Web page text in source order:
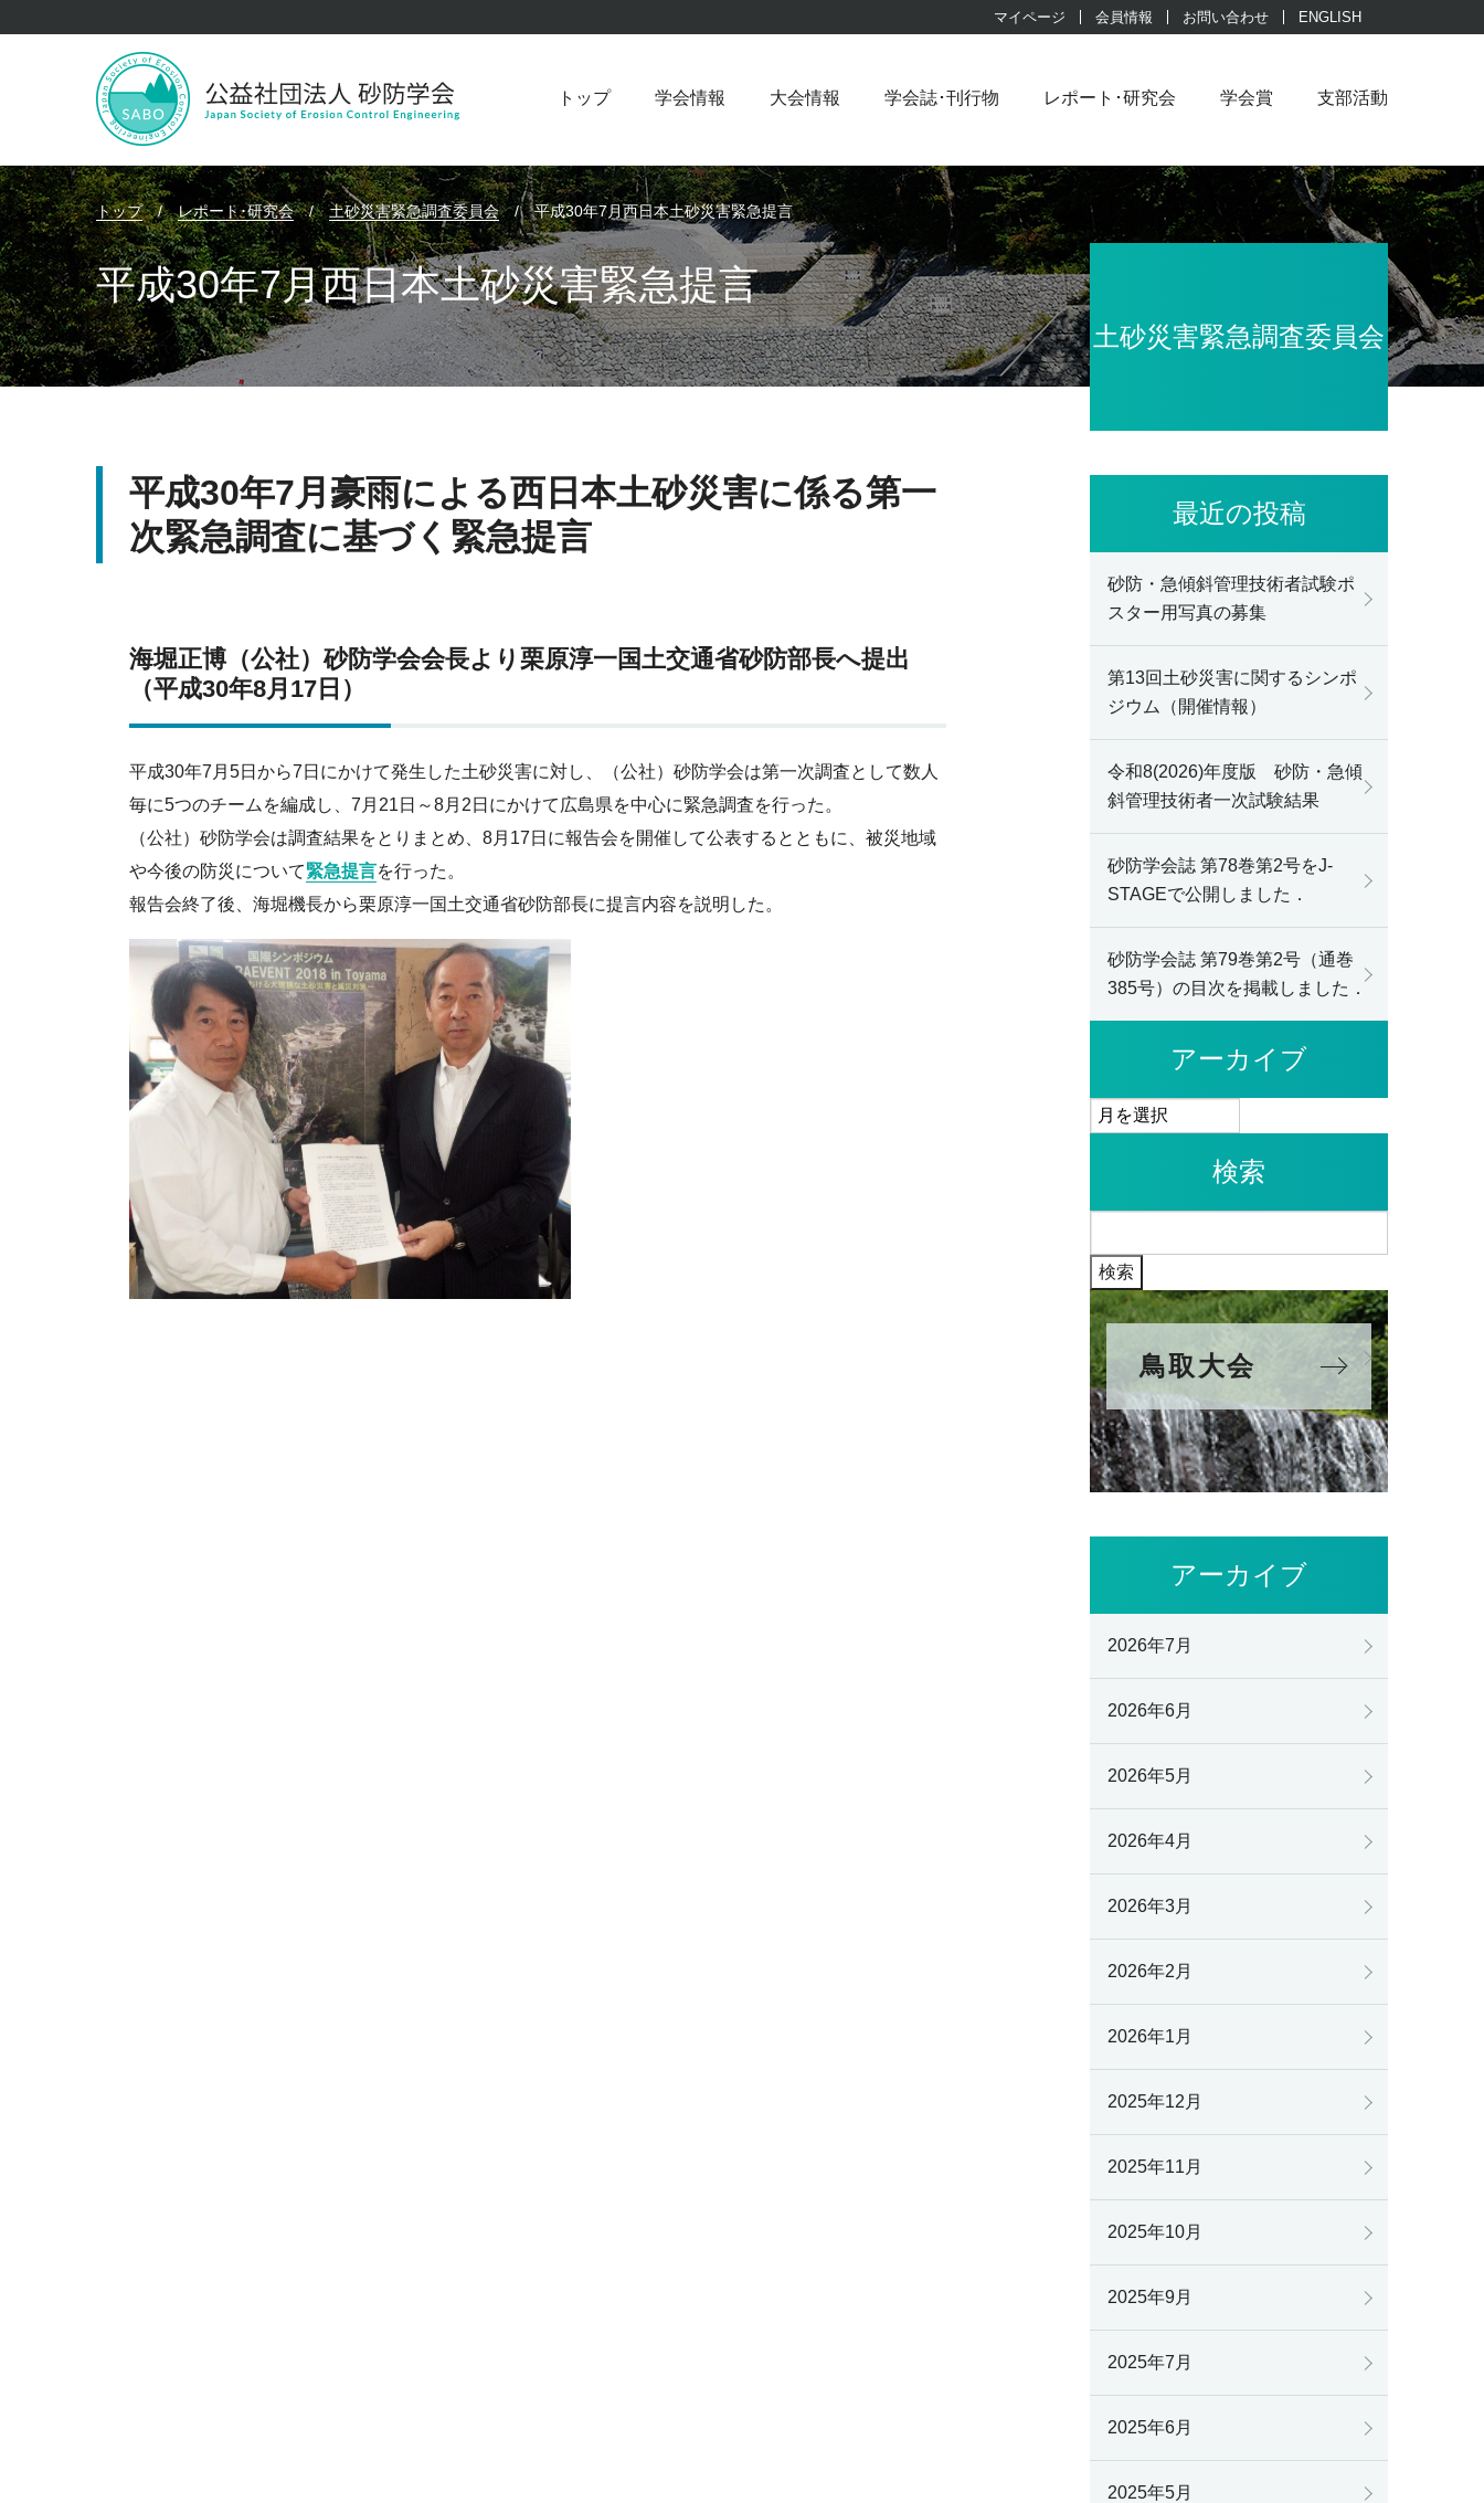
マイページ 会員情報 お問い合わせ ENGLISH
トップ 学会情報 大会情報 学会誌･刊行物 レポート･研究会 学会賞 支部活動
平成30年7月西日本土砂災害緊急提言
トップ / レポート･研究会 / 土砂災害緊急調査委員会 / 平成30年7月西日本土砂災害緊急提言
平成30年7月豪雨による西日本土砂災害に係る第一
次緊急調査に基づく緊急提言
海堀正博（公社）砂防学会会長より栗原淳一国土交通省砂防部長へ提出
（平成30年8月17日）
平成30年7月5日から7日にかけて発生した土砂災害に対し、（公社）砂防学会は第一次調査として数人
毎に5つのチームを編成し、7月21日～8月2日にかけて広島県を中心に緊急調査を行った。
（公社）砂防学会は調査結果をとりまとめ、8月17日に報告会を開催して公表するとともに、被災地域
や今後の防災について緊急提言を行った。
報告会終了後、海堀機長から栗原淳一国土交通省砂防部長に提言内容を説明した。
土砂災害緊急調査委員会
最近の投稿
砂防・急傾斜管理技術者試験ポ
スター用写真の募集
第13回土砂災害に関するシンポ
ジウム（開催情報）
令和8(2026)年度版 砂防・急傾
斜管理技術者一次試験結果
砂防学会誌 第78巻第2号をJ-
STAGEで公開しました．
砂防学会誌 第79巻第2号（通巻
385号）の目次を掲載しました．
アーカイブ
ア
ー
検索
索:
鳥取大会
アーカイブ
2026年7月
2026年6月
2026年5月
2026年4月
2026年3月
2026年2月
2026年1月
2025年12月
2025年11月
2025年10月
2025年9月
2025年7月
2025年6月
2025年5月